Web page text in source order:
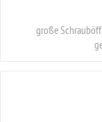
große